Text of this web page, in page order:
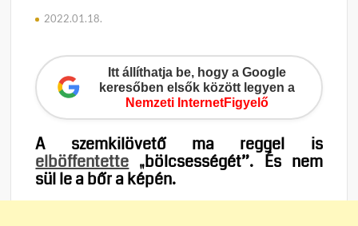
2022.01.18.
Itt állíthatja be, hogy a Google
keresőben elsők között legyen a
Nemzeti InternetFigyelő
A szemkilövető ma reggel is
elböffentette„bölcsességét”. És nem
sül le a bőr a képén.